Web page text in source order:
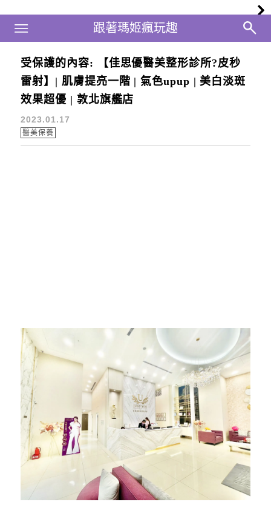
跟著瑪姬瘋玩趣
跟著瑪姬瘋玩趣
Main Menu
佳思優
受保護的內容: 【佳思優醫美整形診所?皮秒
雷射】| 肌膚提亮一階 | 氣色upup | 美白淡斑
效果超優 | 敦北旗艦店
2023.01.17
醫美保養